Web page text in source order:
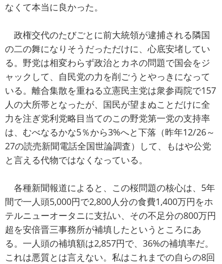
なくて本当に良かった。
政権交代のたびごとに前大統領が逮捕される隣国
の二の舞になりそうだっただけに、心底安堵してい
る。野党は相変わらず政治とカネの問題で国会をジ
ャックして、自民党の力を削ごうとやっきになって
いる。離合集散を重ねる立憲民主党は衆参両院で157
人の大所帯となったが、国民が望まぬことだけに全
力を注ぎ党利党略目当てのこの野党第一党の支持率
は、むべなるかな5％から3%へと下落（昨年12/26～
27の読売新聞電話全国世論調査）して、もはや公党
と言える代物ではなくなっている。
各種新聞報道によると、この桜問題の核心は、5年
間で一人頭5,000円で2,800人分の食費1,400万円をホ
テルニューオータニに支払い、その不足分の800万円
超を安倍晋三事務所が補填したというところにあ
る。一人頭の補填額は2,857円で、36%の補填率だ。
これは悪質とは言えない。私はこれまでの自らの8回